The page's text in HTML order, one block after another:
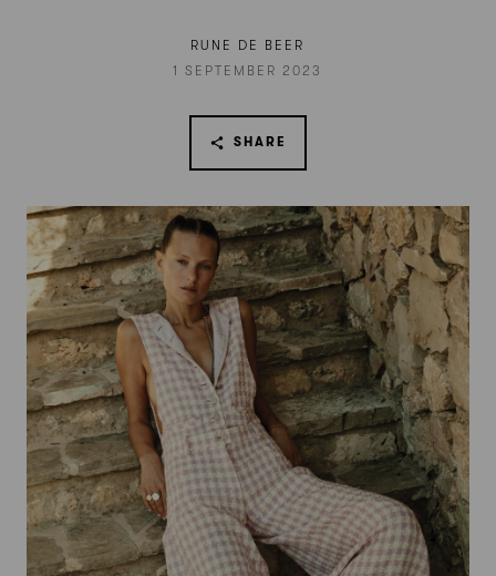
RUNE DE BEER
1 SEPTEMBER 2023
SHARE